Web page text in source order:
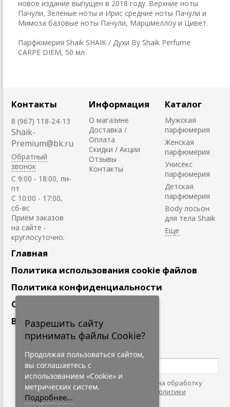
новое издание выпущен в 2018 году. Верхние ноты
Пачули, Зеленые ноты и Ирис средние ноты Пачули и
Мимоза базовые ноты Пачули, Маршмеллоу и Цивет.
Парфюмерия Shaik SHAIK / Духи By Shaik Perfume
CARPE DIEM, 50 мл
Контакты
8 (967) 118-24-13
Shaik-
Premium@bk.ru
Обратный
звонок
C 9:00 - 18:00, пн-
пт
С 10:00 - 17:00,
сб-вс
Приём заказов
на сайте -
круглосуточно.
Информация
О магазине
Доставка /
Оплата
Скидки / Акции
Отзывы
Контакты
Каталог
Мужская
парфюмерия
Женская
парфюмерия
Унисекс
парфюмерия
Детская
парфюмерия
Body лосьон
для тела Shaik
Главная
Политика использования cookie файлов
Политика конфиденциальности
Сотрудничество
Вакансии
Подпишитесь
Нажимая на кнопку, я даю согласие на обработку
персональных данных. С условиями
"Политики
Конфидециальности"
Разрешить сайту
принимать файлы Cookie?
Продолжая пользоваться сайтом,
вы соглашаетесь с
использованием «Cookie» и
метрических систем.
Подробнее...